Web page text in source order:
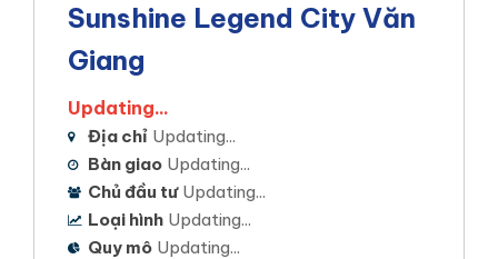
Sunshine Legend City Văn
Giang
Updating...
Địa chỉ Updating...
Bàn giao Updating...
Chủ đầu tư Updating...
Loại hình Updating...
Quy mô Updating...